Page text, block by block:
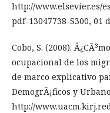
http://www.elsevier.es/
pdf-13047738-S300, 01
Cobo, S. (2008).
ocupacional de los
de marco explicativo
DemogrÃ¡ficos y
http://